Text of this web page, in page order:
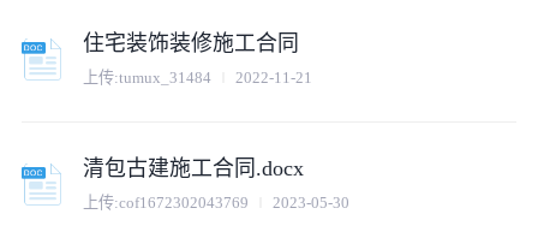
住宅装饰装修施工合同
上传:tumux_31484 2022-11-21
清包古建施工合同.docx
上传:cof1672302043769 2023-05-30